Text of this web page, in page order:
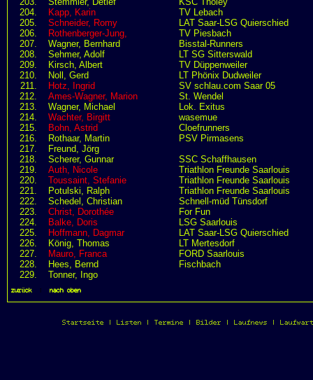
204.
Kapp, Karin
TV Lebach
205.
Schneider, Romy
LAT Saar-LSG Quierschied
206.
Rothenberger-Jung,
TV Piesbach
207.
Wagner, Bernhard
Bisstal-Runners
208.
Sehmer, Adolf
LT SG Sitterswald
209.
Kirsch, Albert
TV Düppenweiler
210.
Noll, Gerd
LT Phönix Dudweiler
211.
Hotz, Ingrid
SV schlau.com Saar 05
212.
Ames-Wagner, Marion
St. Wendel
213.
Wagner, Michael
Lok. Exitus
214.
Wachter, Birgitt
wasemue
215.
Bohn, Astrid
Cloefrunners
216.
Rothaar, Martin
PSV Pirmasens
217.
Freund, Jörg
218.
Scherer, Gunnar
SSC Schaffhausen
219.
Auth, Nicole
Triathlon Freunde Saarlouis
220.
Toussaint, Stefanie
Triathlon Freunde Saarlouis
221.
Potulski, Ralph
Triathlon Freunde Saarlouis
222.
Schedel, Christian
Schnell-müd Tünsdorf
223.
Christ, Dorothée
For Fun
224.
Balke, Doris
LSG Saarlouis
225.
Hoffmann, Dagmar
LAT Saar-LSG Quierschied
226.
König, Thomas
LT Mertesdorf
227.
Mauro, Franca
FORD Saarlouis
228.
Hees, Bernd
Fischbach
229.
Tonner, Ingo
zurück nach oben
Startseite Listen Termine Bilder Laufnews Laufwart